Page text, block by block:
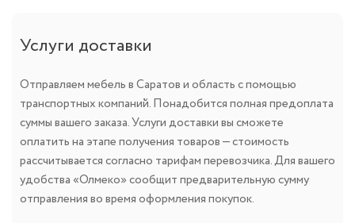
Услуги доставки
Отправляем мебель в Саратов и область с помощью
транспортных компаний. Понадобится полная предоплата
суммы вашего заказа. Услуги доставки вы сможете
оплатить на этапе получения товаров — стоимость
рассчитывается согласно тарифам перевозчика. Для вашего
удобства «Олмеко» сообщит предварительную сумму
отправления во время оформления покупок.